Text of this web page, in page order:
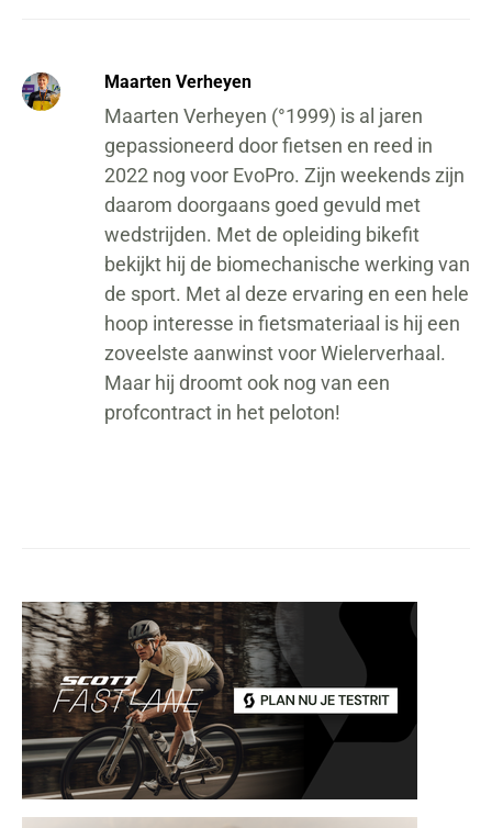
Maarten Verheyen
Maarten Verheyen (°1999) is al jaren
gepassioneerd door fietsen en reed in
2022 nog voor EvoPro. Zijn weekends zijn
daarom doorgaans goed gevuld met
wedstrijden. Met de opleiding bikefit
bekijkt hij de biomechanische werking van
de sport. Met al deze ervaring en een hele
hoop interesse in fietsmateriaal is hij een
zoveelste aanwinst voor Wielerverhaal.
Maar hij droomt ook nog van een
profcontract in het peloton!